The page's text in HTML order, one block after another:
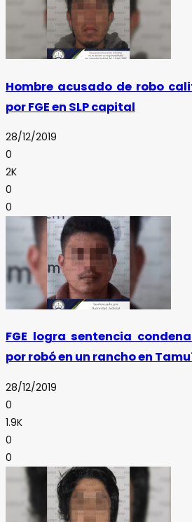
Hombre acusado de robo
por FGE en SLP capital
28/12/2019
0
2K
0
0
FGE logra sentencia
por robó en un rancho en
28/12/2019
0
1.9K
0
0